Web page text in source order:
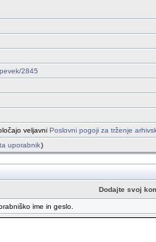
2845
veljavni Poslovni pogoji za trženje
uporabnik)
Dodajte svoj
ime in geslo.